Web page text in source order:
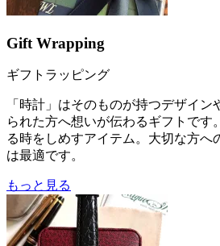
Gift Wrapping
ギフトラッピング
「時計」はそのものが持つデザイ
られた方へ想いが伝わるギフトです
る時をしめすアイテム。大切な方へ
は最適です。
もっと見る